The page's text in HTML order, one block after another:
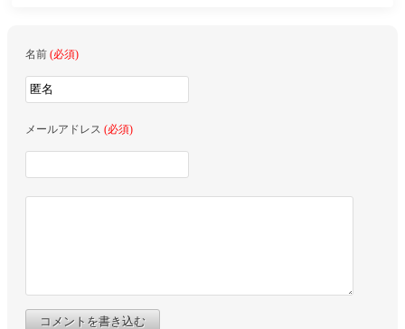
名前 (必須)
メールアドレス (必須)
コメントを書き込む